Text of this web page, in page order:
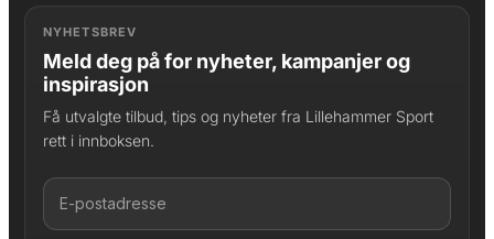
NYHETSBREV
Meld deg på for nyheter, kampanjer og
inspirasjon
Få utvalgte tilbud, tips og nyheter fra Lillehammer Sport
rett i innboksen.